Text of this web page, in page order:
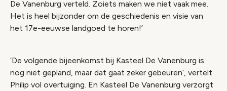
De Vanenburg verteld. Zoiets maken we niet vaak mee.
Het is heel bijzonder om de geschiedenis en visie van
het 17e-eeuwse landgoed te horen!’
‘De volgende bijeenkomst bij Kasteel De Vanenburg is
nog niet gepland, maar dat gaat zeker gebeuren’, vertelt
Philip vol overtuiging. En Kasteel De Vanenburg verzorgt